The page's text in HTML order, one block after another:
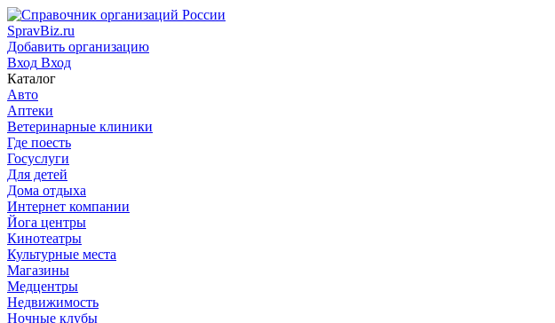
SpravBiz.ru
Добавить организацию
Вход Вход
Каталог
Авто
Аптеки
Ветеринарные клиники
Где поесть
Госуслуги
Для детей
Дома отдыха
Интернет компании
Йога центры
Кинотеатры
Культурные места
Магазины
Медцентры
Недвижимость
Ночные клубы